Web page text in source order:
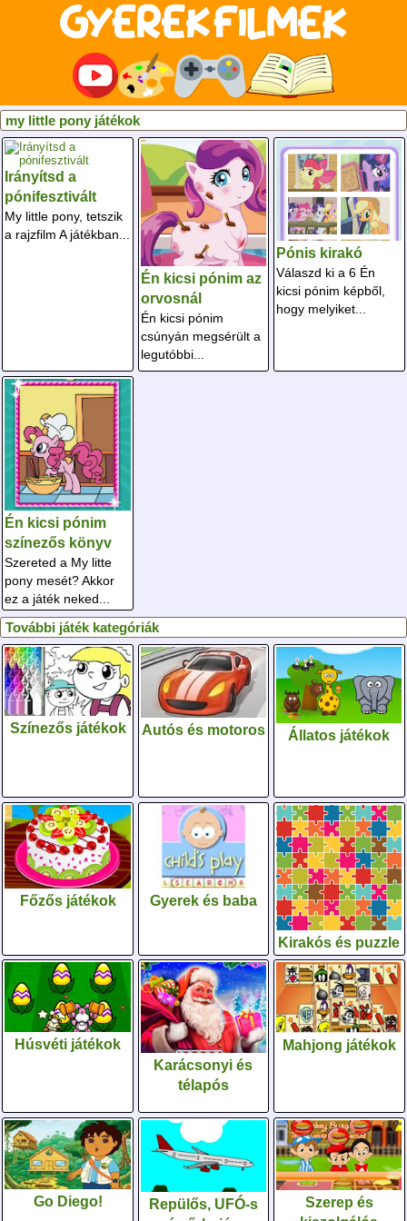
my little pony játékok
Irányítsd a
pónifesztivált
My little pony, tetszik
a rajzfilm A játékban...
Én kicsi pónim az
orvosnál
Én kicsi pónim
csúnyán megsérült a
legutóbbi...
Pónis kirakó
Válaszd ki a 6 Én
kicsi pónim képből,
hogy melyiket...
Én kicsi pónim
színezős könyv
Szereted a My litte
pony mesét? Akkor
ez a játék neked...
További játék kategóriák
Színezős játékok Autós és motoros Állatos játékok
Főzős játékok Gyerek és baba
Kirakós és puzzle
Húsvéti játékok
Karácsonyi és
télapós
Mahjong játékok
Go Diego!
Repülős, UFÓ-s
Szerep és